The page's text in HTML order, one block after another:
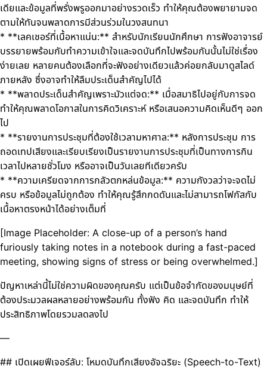
เดียและข้อมูลที่พรั่งพรูออกมาอย่างรวดเร็ว ทำให้คุณต้องพยายามจด
ตามให้ทันจนพลาดการมีส่วนร่วมในวงสนทนา
* **เลคเชอร์ที่เนื้อหาแน่น:** สำหรับนักเรียนนักศึกษา การฟังอาจารย์
บรรยายพร้อมกับทำความเข้าใจและจดบันทึกไปพร้อมกันนั้นไม่ใช่เรื่อง
ง่ายเลย หลายคนต้องเลือกที่จะฟังอย่างเดียวแล้วค่อยกลับมาดูสไลด์
ภายหลัง ซึ่งอาจทำให้ลืมประเด็นสำคัญไปได้
* **พลาดประเด็นสำคัญเพราะมัวแต่จด:** เมื่อสมาธิไปอยู่กับการจด
ทำให้คุณพลาดโอกาสในการคิดวิเคราะห์ หรือเสนอความคิดเห็นดีๆ ออก
ไป
* **รายงานการประชุมที่ต้องใช้เวลามหาศาล:** หลังการประชุม การ
ถอดเทปเสียงและเรียบเรียงเป็นรายงานการประชุมที่เป็นทางการกิน
เวลาไปหลายชั่วโมง หรืออาจเป็นวันเลยทีเดียวครับ
* **ความเครียดจากการกลัวตกหล่นข้อมูล:** ความกังวลว่าจะจดไม่
ครบ หรือข้อมูลไม่ถูกต้อง ทำให้คุณรู้สึกกดดันและไม่สามารถโฟกัสกับ
เนื้อหาตรงหน้าได้อย่างเต็มที่
[Image Placeholder: A close-up of a person’s hand
furiously taking notes in a notebook during a fast-paced
meeting, showing signs of stress or being overwhelmed.]
ปัญหาเหล่านี้ไม่ใช่ความผิดของคุณครับ แต่เป็นข้อจำกัดของมนุษย์ที่
ต้องประมวลผลหลายอย่างพร้อมกัน ทั้งฟัง คิด และจดบันทึก ทำให้
ประสิทธิภาพโดยรวมลดลงไป
—
## เปิดเผยฟีเจอร์ลับ: โหมดบันทึกเสียงอัจฉริยะ (Speech-to-Text)